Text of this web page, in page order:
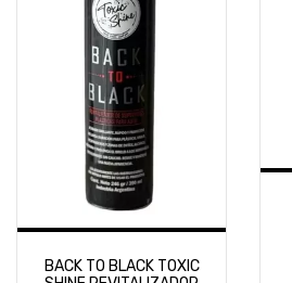
BACK TO BLACK TOXIC